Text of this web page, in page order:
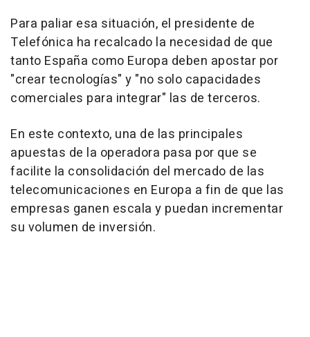
Para paliar esa situación, el presidente de
Telefónica ha recalcado la necesidad de que
tanto España como Europa deben apostar por
"crear tecnologías" y "no solo capacidades
comerciales para integrar" las de terceros.
En este contexto, una de las principales
apuestas de la operadora pasa por que se
facilite la consolidación del mercado de las
telecomunicaciones en Europa a fin de que las
empresas ganen escala y puedan incrementar
su volumen de inversión.